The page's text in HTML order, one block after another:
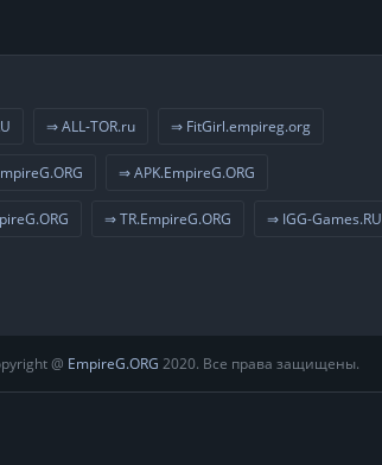
⇒ ALL-TOR.ru ⇒ FitGirl.empireg.org
⇒ APK.EmpireG.ORG
⇒ TR.EmpireG.ORG ⇒ IGG-Games.RU
@ EmpireG.ORG 2020. Все права защищены.